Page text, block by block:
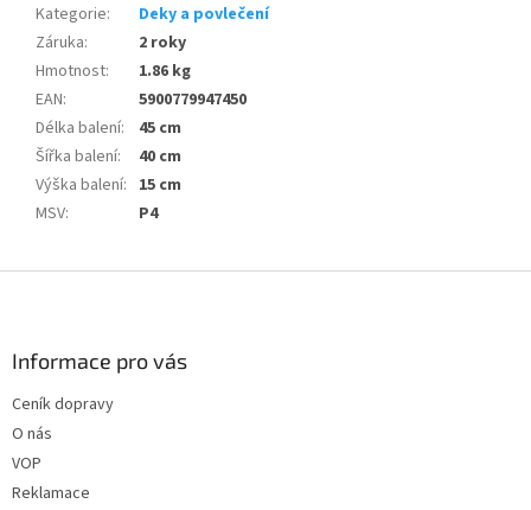
Kategorie:
Deky a povlečení
Záruka:
2 roky
Hmotnost:
1.86 kg
EAN:
5900779947450
Délka balení:
45 cm
Šířka balení:
40 cm
Výška balení: 15 cm
MSV: P4
Informace pro vás
Ceník dopravy
O nás
VOP
Reklamace